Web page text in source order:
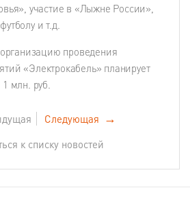
участие в «Лыжне России»,
и т.д.
проведения
«Электрокабель» планирует
млн. руб.
Следующая →
к списку новостей